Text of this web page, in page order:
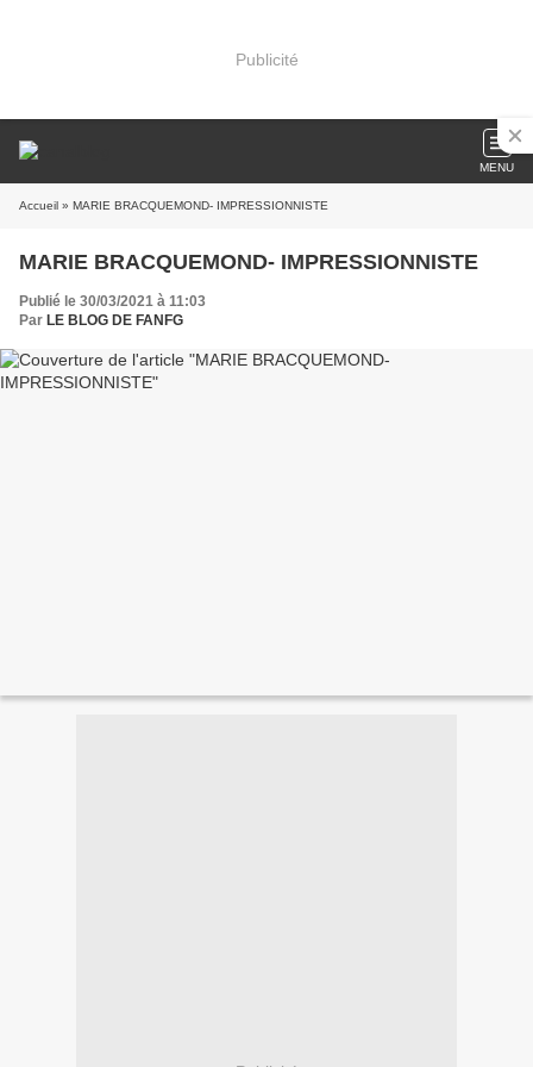
Publicité
MENU
Accueil » MARIE BRACQUEMOND- IMPRESSIONNISTE
MARIE BRACQUEMOND- IMPRESSIONNISTE
Publié le 30/03/2021 à 11:03
Par LE BLOG DE FANFG